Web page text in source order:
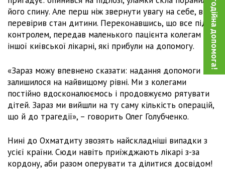
Благодійна допомога!
його спину. Але перш ніж звернути увагу на себе, він
перевірив стан дитини. Переконавшись, що все під
контролем, передав маленького пацієнта колегам з
іншої київської лікарні, які прибули на допомогу.
«Зараз можу впевнено сказати: надання допомоги
залишилося на найвищому рівні. Ми з колегами
постійно вдосконалюємось і продовжуємо рятувати
дітей. Зараз ми вийшли на ту саму кількість операцій,
що й до трагедії», – говорить Олег Голубченко.
Нині до Охматдиту звозять найскладніші випадки з
усієї країни. Сюди навіть приїжджають лікарі з-за
кордону, аби разом оперувати та ділитися досвідом!